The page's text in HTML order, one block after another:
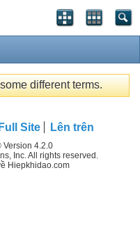
different terms.
Full Site Lên trên
Version 4.2.0
Inc. All rights reserved.
Hiepkhidao.com